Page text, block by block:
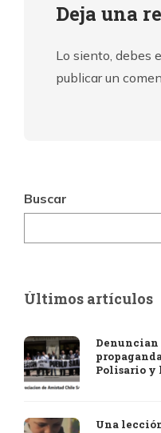
Deja una
Lo siento, debes
publicar un
Buscar
Últimos artículos
Denuncian
Polisario y
Una